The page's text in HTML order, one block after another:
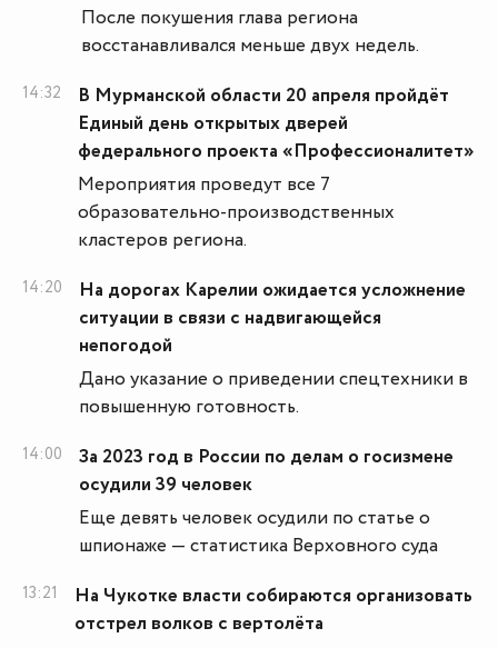
После покушения глава региона
восстанавливался меньше двух недель.
14:32
В Мурманской области 20 апреля пройдёт
Единый день открытых дверей
федерального проекта «Профессионалитет»
Мероприятия проведут все 7
образовательно-производственных
кластеров региона.
14:20
На дорогах Карелии ожидается усложнение
ситуации в связи с надвигающейся
непогодой
Дано указание о приведении спецтехники в
повышенную готовность.
14:00
За 2023 год в России по делам о госизмене
осудили 39 человек
Еще девять человек осудили по статье о
шпионаже — статистика Верховного суда
13:21
На Чукотке власти собираются организовать
отстрел волков с вертолёта